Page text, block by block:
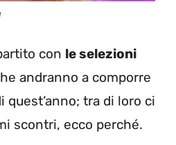
con le selezioni
andranno a comporre
quest’anno; tra di loro ci
scontri, ecco perché.